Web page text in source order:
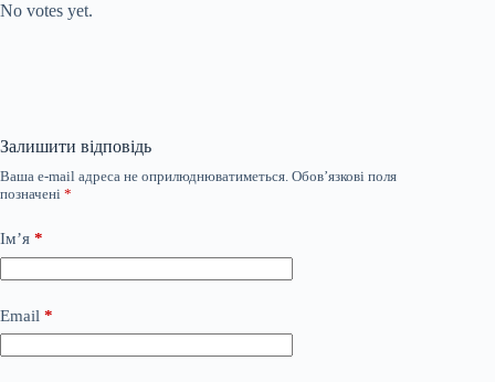
No votes yet.
Залишити відповідь
Ваша e-mail адреса не оприлюднюватиметься. Обов’язкові поля
позначені *
Ім’я *
Email *